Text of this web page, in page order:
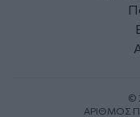
©
ΑΡΙΘΜΟΣ